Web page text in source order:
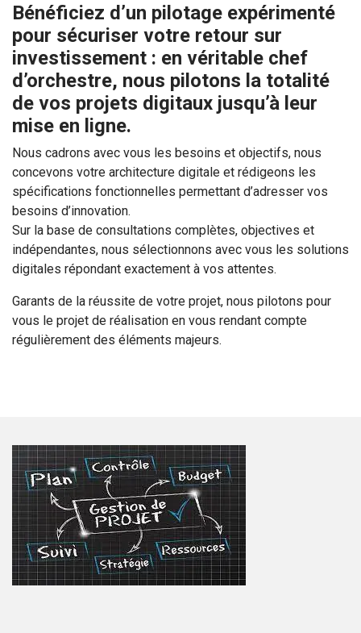
Bénéficiez d’un pilotage expérimenté
pour sécuriser votre retour sur
investissement : en véritable chef
d’orchestre, nous pilotons la totalité
de vos projets digitaux jusqu’à leur
mise en ligne.
Nous cadrons avec vous les besoins et objectifs, nous
concevons votre architecture digitale et rédigeons les
spécifications fonctionnelles permettant d’adresser vos
besoins d’innovation.
Sur la base de consultations complètes, objectives et
indépendantes, nous sélectionnons avec vous les solutions
digitales répondant exactement à vos attentes.
Garants de la réussite de votre projet, nous pilotons pour
vous le projet de réalisation en vous rendant compte
régulièrement des éléments majeurs.